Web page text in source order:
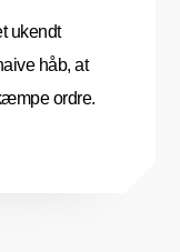
ukendt
håb, at
ordre.